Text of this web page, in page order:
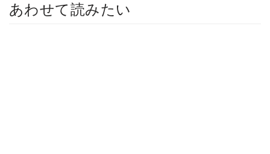
あわせて読みたい